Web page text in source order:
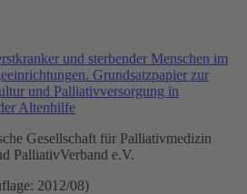
und sterbender Menschen im
Grundsatzpapier zur
und Palliativversorgung in
Altenhilfe
Gesellschaft für Palliativmedizin
PalliativVerband e.V.
2012/08)